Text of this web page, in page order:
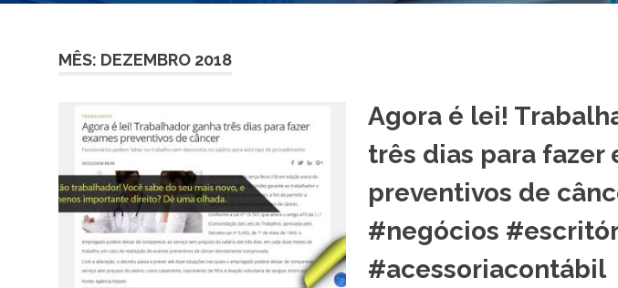
MÊS: DEZEMBRO 2018
Agora é lei!
três dias para fazer
preventivos de
#negócios
#acessoriacontábil